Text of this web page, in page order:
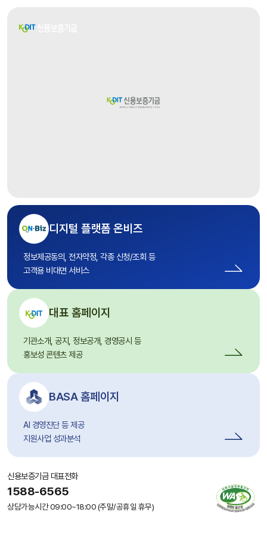
디지털 플랫폼 온비즈
정보제공동의, 전자약정, 각종 신청/조회 등
고객용 비대면 서비스
대표 홈페이지
기관소개, 공지, 정보공개, 경영공시 등
홍보성 콘텐츠 제공
BASA 홈페이지
AI 경영진단 등 제공
지원사업 성과분석
신용보증기금 대표전화
1588-6565
상담가능시간09:00~18:00 (주말/공휴일 휴무)